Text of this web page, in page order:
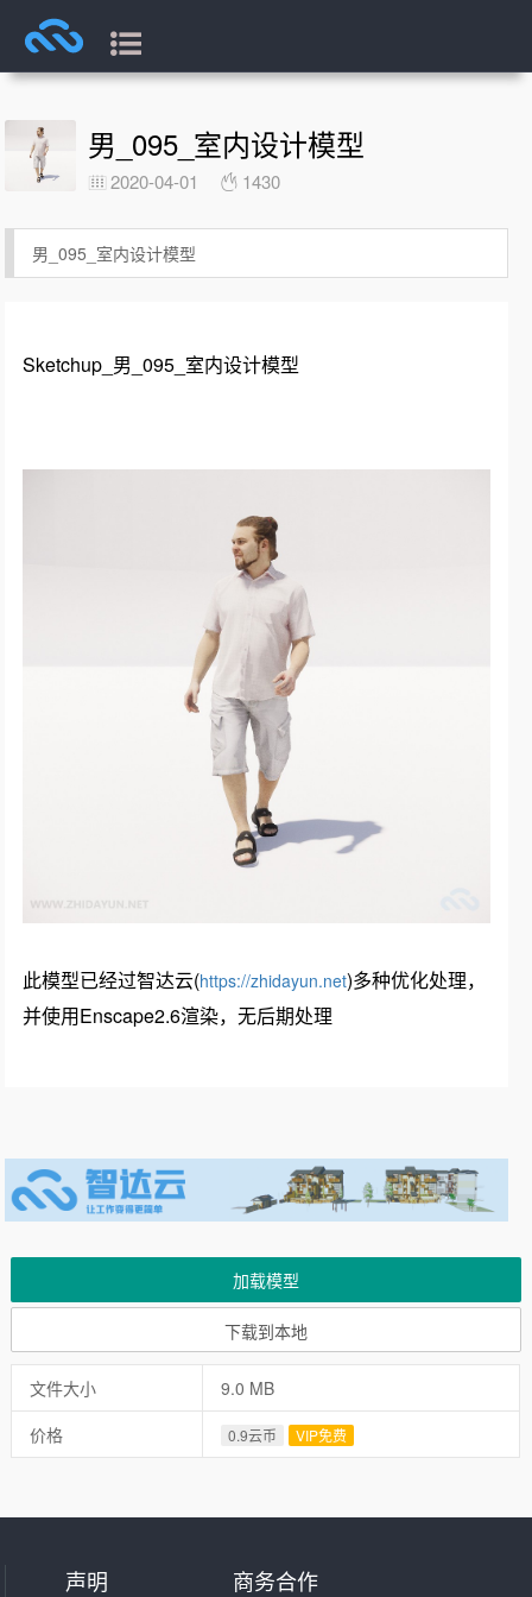
男_095_室内设计模型
2020-04-01 1430
男_095_室内设计模型
Sketchup_男_095_室内设计模型
此模型已经过智达云(https://zhidayun.net)多种优化处理，
并使用Enscape2.6渲染，无后期处理
加载模型
下载到本地
文件大小
9.0 MB
价格
0.9云币 VIP免费
声明 商务合作